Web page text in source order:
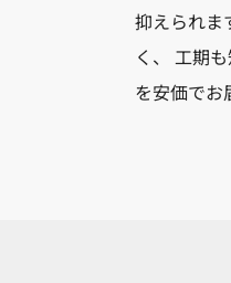
抑えられま
く、 工期
を安価でお